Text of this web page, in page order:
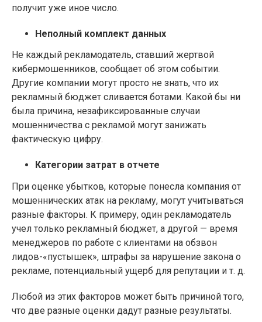
получит уже иное число.
Неполный комплект данных
Не каждый рекламодатель, ставший жертвой
кибермошенников, сообщает об этом событии.
Другие компании могут просто не знать, что их
рекламный бюджет сливается ботами. Какой бы ни
была причина, незафиксированные случаи
мошенничества с рекламой могут занижать
фактическую цифру.
Категории затрат в отчете
При оценке убытков, которые понесла компания от
мошеннических атак на рекламу, могут учитываться
разные факторы. К примеру, один рекламодатель
учел только рекламный бюджет, а другой — время
менеджеров по работе с клиентами на обзвон
лидов-«пустышек», штрафы за нарушение закона о
рекламе, потенциальный ущерб для репутации и т. д.
Любой из этих факторов может быть причиной того,
что две разные оценки дадут разные результаты.